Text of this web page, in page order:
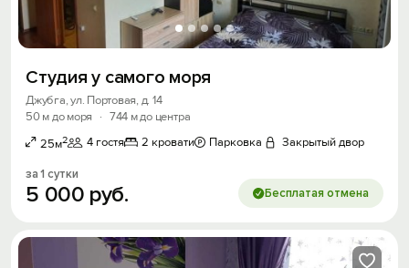
Студия у самого моря
Джубга, ул. Портовая, д. 14
50 м до моря
· 744 м до центра
25м2 4 гостя 2 кровати Парковка Закрытый двор
за 1 сутки
5 000 руб. Бесплатая отмена